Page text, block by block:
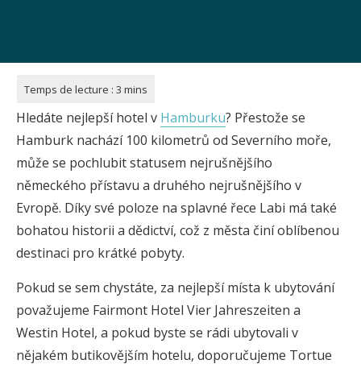
Hledáte nejlepší hotel v Hamburku? Přestože se
Hamburk nachází 100 kilometrů od Severního moře,
může se pochlubit statusem nejrušnějšího
německého přístavu a druhého nejrušnějšího v
Evropě. Díky své poloze na splavné řece Labi má také
bohatou historii a dědictví, což z města činí oblíbenou
destinaci pro krátké pobyty.
Pokud se sem chystáte, za nejlepší místa k ubytování
považujeme Fairmont Hotel Vier Jahreszeiten a
Westin Hotel, a pokud byste se rádi ubytovali v
nějakém butikovějším hotelu, doporučujeme Tortue